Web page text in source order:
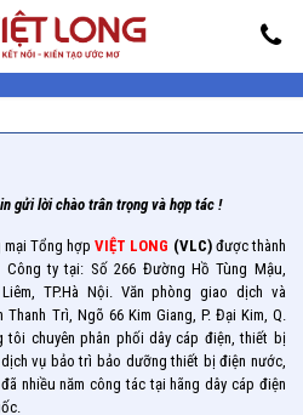
gửi lời chào trân trọng và hợp tác !
mại Tổng hợpVIỆT LONG (VLC)được thành
Công ty tại: Số 266 Đường Hồ Tùng Mậu,
TP.Hà Nội. Văn phòng giao dịch và
Trì, Ngõ 66 Kim Giang, P. Đại Kim, Q.
tôi chuyên phân phối dây cáp điện, thiết bị
vụ bảo trì bảo dưỡng thiết bị điện nước,
nhiều năm công tác tại hãng dây cáp điện